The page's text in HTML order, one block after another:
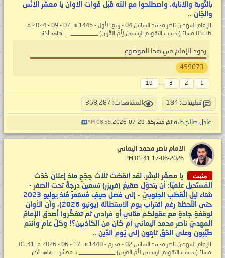
بالتَّوبة والإنابة، واصطَلِحوا مع الله قَبْل فَوات الأوان يا معشَر الإنْس
والجَان ..
الإمام المهديّ ناصر محمد اليمانيّ 04 - ربيع الأول - 1446 هـ 07 - 09 - 2024 مـ
05:36 مساءً (بحسب التقويم الرسميّ لِأُمِّ القُرى) _________ ...
شاهد أكثر
ردود الإمام في هذا الموضوع
459073
1
2
3
...
19
تعليقات: 184 المشاهدات: 368,287
عادل صالح دانه آخر مشاركة: 29-07-2026, 08:55 AM
الإمام ناصر محمد اليماني
مثبت
يا معشَر البشَر، لقد انقضت ثلاث حِجَجٍ منذ إعلان حَدَث
المُستَحيل علميًّا: أن يتحوَّل صقيعُ (فريزر) تسعين درجةً تحت الصفر -
شتاء ليل الُقطب الجنوبيّ - إلى فَصل صيفٍ مُستمرٍّ مُنذ يوليو 2023
حتى اللّحظة رغم اقتراب يوم الاستطالة (يونيو 2026)، وآن الأوان
لوقفةٍ جادةٍ مع عقولكم مثانيَ أو فرادى ثم تتفكَّروا أصدقَ الإمامُ
المهديّ ناصر محمد اليماني أم كان من الكاذِبين؟! وكلّ عامٍ وأنتم
طَيِّبون وعلى الحَقِّ ثابِتون إلى يَوم الدِّين ..
الإمام المهديّ ناصر محمد اليماني 02 - محرم - 1448 هـ 17 - 06 - 2026 مـ 01:41
مساءً (بحسب التقويم الرسمي لأمّ القرى) ____________ يا معشَر... شاهد أكثر